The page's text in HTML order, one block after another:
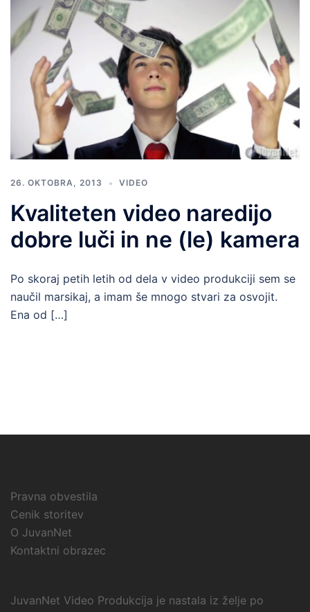
26. OKTOBRA, 2013 VIDEO
Kvaliteten video naredijo
dobre luči in ne (le) kamera
Po skoraj petih letih od dela v video produkciji sem se
naučil marsikaj, a imam še mnogo stvari za osvojit.
Ena od […]
Pravna obvestila
Cenik storitev
O JuvanNet
Kontaktni obrazec
JuvanNet Video Produkcija je nastala iz želje po